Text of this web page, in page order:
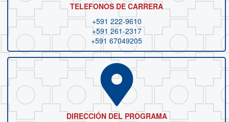
TELEFONOS DE CARRERA
+591 222-9610
+591 261-2317
+591 67049205
DIRECCIÓN DEL PROGRAMA